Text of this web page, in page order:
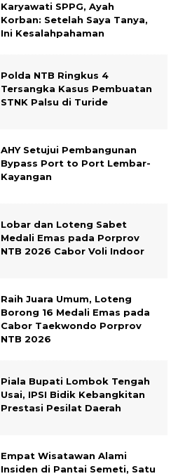
Karyawati SPPG, Ayah
Korban: Setelah Saya Tanya,
Ini Kesalahpahaman
Polda NTB Ringkus 4
Tersangka Kasus Pembuatan
STNK Palsu di Turide
AHY Setujui Pembangunan
Bypass Port to Port Lembar-
Kayangan
Lobar dan Loteng Sabet
Medali Emas pada Porprov
NTB 2026 Cabor Voli Indoor
Raih Juara Umum, Loteng
Borong 16 Medali Emas pada
Cabor Taekwondo Porprov
NTB 2026
Piala Bupati Lombok Tengah
Usai, IPSI Bidik Kebangkitan
Prestasi Pesilat Daerah
Empat Wisatawan Alami
Insiden di Pantai Semeti, Satu